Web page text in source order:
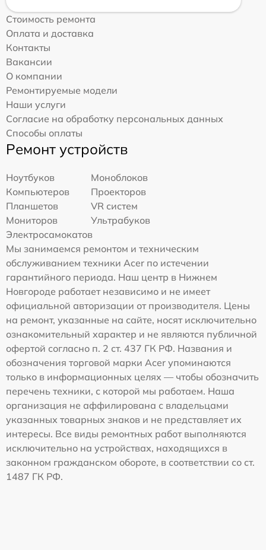
Стоимость ремонта
Оплата и доставка
Контакты
Вакансии
О компании
Ремонтируемые модели
Наши услуги
Согласие на обработку персональных данных
Способы оплаты
Ремонт устройств
Ноутбуков
Моноблоков
Компьютеров
Проекторов
Планшетов
VR систем
Мониторов
Ультрабуков
Электросамокатов
Мы занимаемся ремонтом и техническим
обслуживанием техники Acer по истечении
гарантийного периода. Наш центр в Нижнем
Новгороде работает независимо и не имеет
официальной авторизации от производителя. Цены
на ремонт, указанные на сайте, носят исключительно
ознакомительный характер и не являются публичной
офертой согласно п. 2 ст. 437 ГК РФ. Названия и
обозначения торговой марки Acer упоминаются
только в информационных целях — чтобы обозначить
перечень техники, с которой мы работаем. Наша
организация не аффилирована с владельцами
указанных товарных знаков и не представляет их
интересы. Все виды ремонтных работ выполняются
исключительно на устройствах, находящихся в
законном гражданском обороте, в соответствии со ст.
1487 ГК РФ.